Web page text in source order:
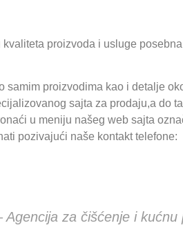
kvaliteta proizvoda i usluge
samim proizvodima kao i detalje
sajta za prodaju,a do
u meniju našeg web sajta
pozivajući naše kontakt telefone:
Agencija za čišćenje i